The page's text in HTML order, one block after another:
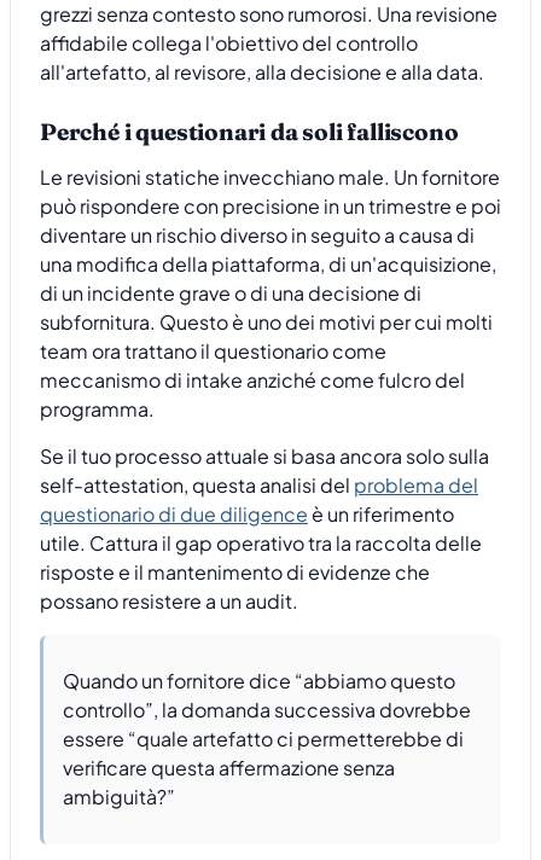
grezzi senza contesto sono rumorosi. Una revisione
affidabile collega l'obiettivo del controllo
all'artefatto, al revisore, alla decisione e alla data.
Perché i questionari da soli falliscono
Le revisioni statiche invecchiano male. Un fornitore
può rispondere con precisione in un trimestre e poi
diventare un rischio diverso in seguito a causa di
una modifica della piattaforma, di un'acquisizione,
di un incidente grave o di una decisione di
subfornitura. Questo è uno dei motivi per cui molti
team ora trattano il questionario come
meccanismo di intake anziché come fulcro del
programma.
Se il tuo processo attuale si basa ancora solo sulla
self-attestation, questa analisi del problema del
questionario di due diligence è un riferimento
utile. Cattura il gap operativo tra la raccolta delle
risposte e il mantenimento di evidenze che
possano resistere a un audit.
Quando un fornitore dice “abbiamo questo
controllo”, la domanda successiva dovrebbe
essere “quale artefatto ci permetterebbe di
verificare questa affermazione senza
ambiguità?”